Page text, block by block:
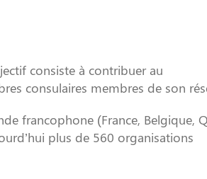
consiste à contribuer au
consulaires membres de son
francophone (France, Belgique,
plus de 560 organisations